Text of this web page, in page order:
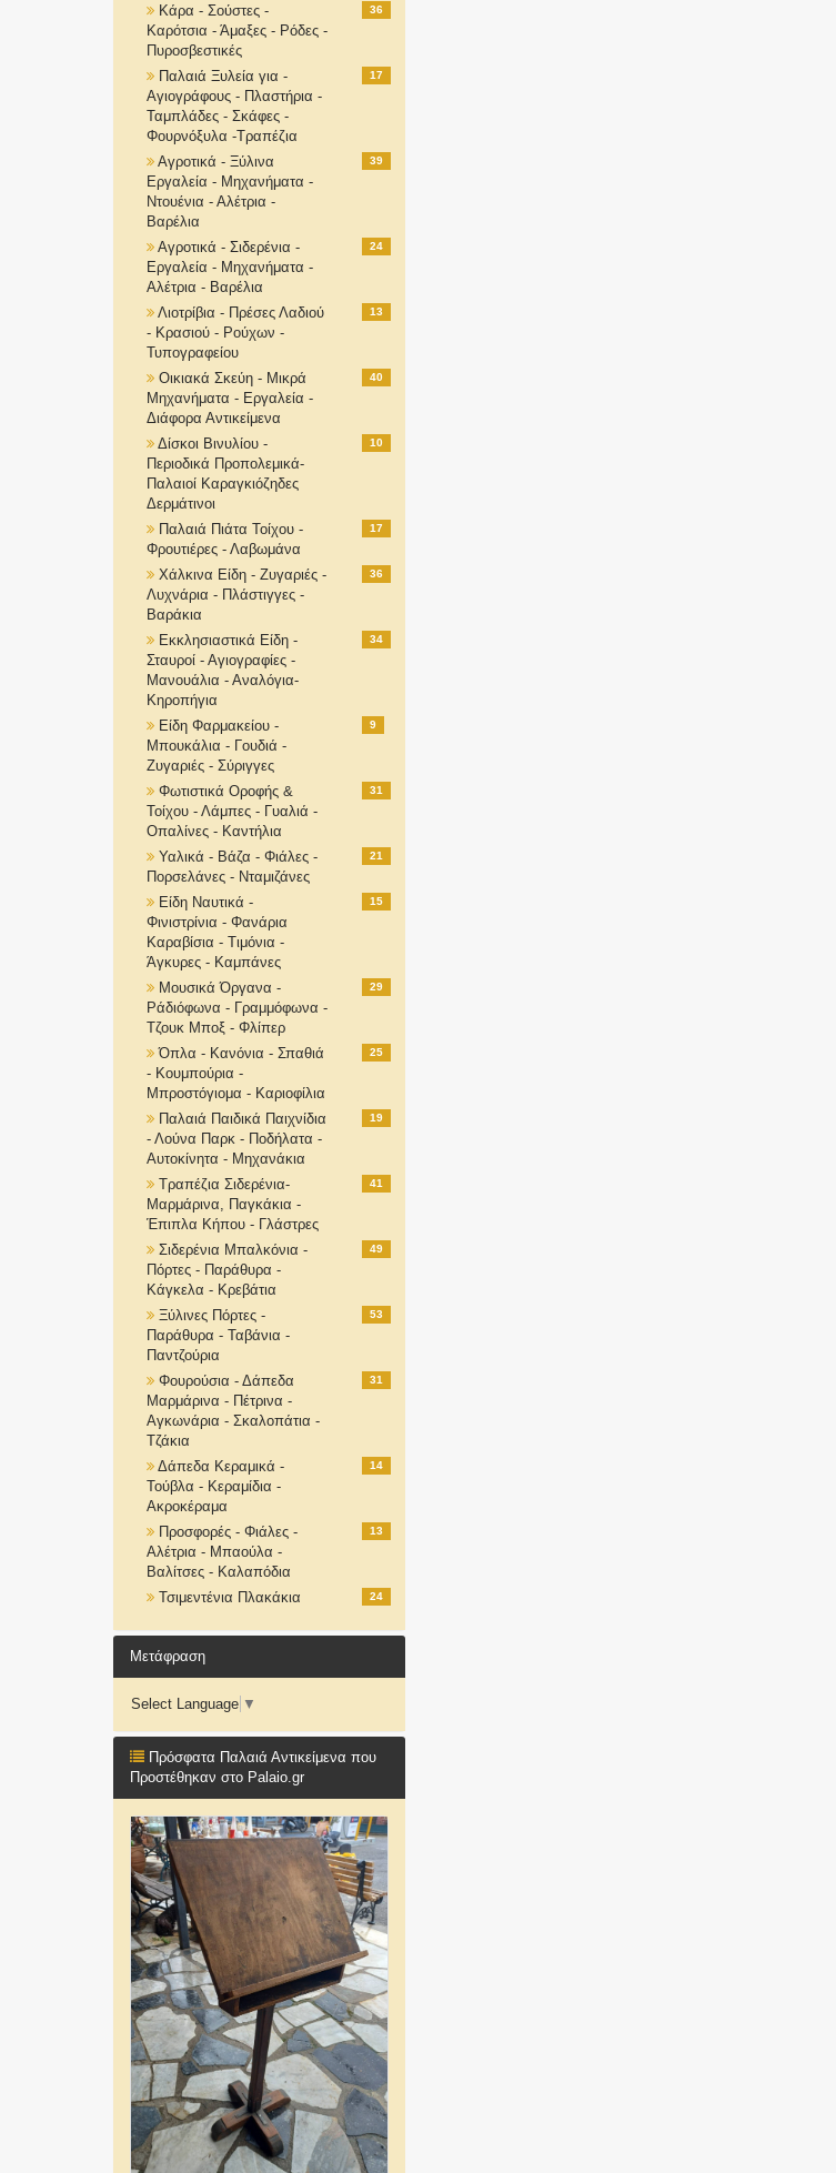
Κάρα - Σούστες -
Καρότσια - Άμαξες - Ρόδες -
Πυροσβεστικές
36
Παλαιά Ξυλεία για -
Αγιογράφους - Πλαστήρια -
Ταμπλάδες - Σκάφες -
Φουρνόξυλα -Τραπέζια
17
Αγροτικά - Ξύλινα
Εργαλεία - Μηχανήματα -
Ντουένια - Αλέτρια -
Βαρέλια
39
Αγροτικά - Σιδερένια -
Εργαλεία - Μηχανήματα -
Αλέτρια - Βαρέλια
24
Λιοτρίβια - Πρέσες Λαδιού
- Κρασιού - Ρούχων -
Τυπογραφείου
13
Οικιακά Σκεύη - Μικρά
Μηχανήματα - Εργαλεία -
Διάφορα Αντικείμενα
40
Δίσκοι Βινυλίου -
Περιοδικά Προπολεμικά-
Παλαιοί Καραγκιόζηδες
Δερμάτινοι
10
Παλαιά Πιάτα Τοίχου -
Φρουτιέρες - Λαβωμάνα
17
Χάλκινα Είδη - Ζυγαριές -
Λυχνάρια - Πλάστιγγες -
Βαράκια
36
Εκκλησιαστικά Είδη -
Σταυροί - Αγιογραφίες -
Μανουάλια - Αναλόγια-
Κηροπήγια
34
Είδη Φαρμακείου -
Μπουκάλια - Γουδιά -
Ζυγαριές - Σύριγγες
9
Φωτιστικά Οροφής &
Τοίχου - Λάμπες - Γυαλιά -
Οπαλίνες - Καντήλια
31
Υαλικά - Βάζα - Φιάλες -
Πορσελάνες - Νταμιζάνες
21
Είδη Ναυτικά -
Φινιστρίνια - Φανάρια
Καραβίσια - Τιμόνια -
Άγκυρες - Καμπάνες
15
Μουσικά Όργανα -
Ράδιόφωνα - Γραμμόφωνα -
Τζουκ Μποξ - Φλίπερ
29
Όπλα - Κανόνια - Σπαθιά
- Κουμπούρια -
Μπροστόγιομα - Καριοφίλια
25
Παλαιά Παιδικά Παιχνίδια
- Λούνα Παρκ - Ποδήλατα -
Αυτοκίνητα - Μηχανάκια
19
Τραπέζια Σιδερένια-
Μαρμάρινα, Παγκάκια -
Έπιπλα Κήπου - Γλάστρες
41
Σιδερένια Μπαλκόνια -
Πόρτες - Παράθυρα -
Κάγκελα - Κρεβάτια
49
Ξύλινες Πόρτες -
Παράθυρα - Ταβάνια -
Παντζούρια
53
Φουρούσια - Δάπεδα
Μαρμάρινα - Πέτρινα -
Αγκωνάρια - Σκαλοπάτια -
Τζάκια
31
Δάπεδα Κεραμικά -
Τούβλα - Κεραμίδια -
Ακροκέραμα
14
Προσφορές - Φιάλες -
Αλέτρια - Μπαούλα -
Βαλίτσες - Καλαπόδια
13
Τσιμεντένια Πλακάκια 24
Μετάφραση
Select Language ▼
Πρόσφατα Παλαιά Αντικείμενα που
Προστέθηκαν στο Palaio.gr